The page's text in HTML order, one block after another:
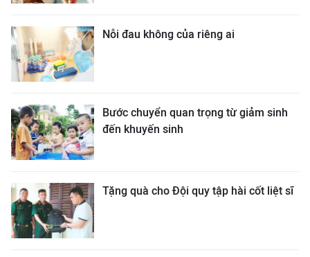
Nỗi đau không của riêng ai
Bước chuyển quan trọng từ giảm sinh
đến khuyến sinh
Tặng quà cho Đội quy tập hài cốt liệt sĩ